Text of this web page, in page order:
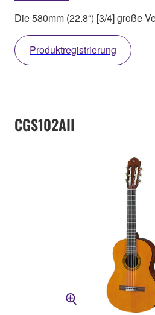
Die 580mm (22.8“) [3/4] große
Produktregistrierung
CGS102AII